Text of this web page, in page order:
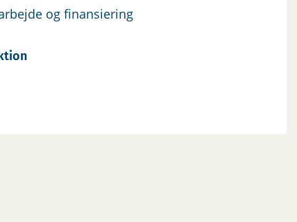
og finansiering